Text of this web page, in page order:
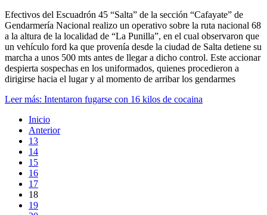
Efectivos del Escuadrón 45 “Salta” de la sección “Cafayate” de
Gendarmería Nacional realizo un operativo sobre la ruta nacional 68
a la altura de la localidad de “La Punilla”, en el cual observaron que
un vehículo ford ka que provenía desde la ciudad de Salta detiene su
marcha a unos 500 mts antes de llegar a dicho control. Este accionar
despierta sospechas en los uniformados, quienes procedieron a
dirigirse hacia el lugar y al momento de arribar los gendarmes
Leer más: Intentaron fugarse con 16 kilos de cocaina
Inicio
Anterior
13
14
15
16
17
18
19